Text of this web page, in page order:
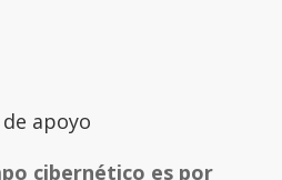
apoyo
cibernético es por